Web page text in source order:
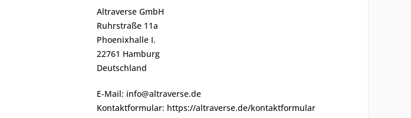
Altraverse GmbH
Ruhrstraße 11a
Phoenixhalle I.
22761 Hamburg
Deutschland
E-Mail: info@altraverse.de
Kontaktformular: https://altraverse.de/kontaktformular